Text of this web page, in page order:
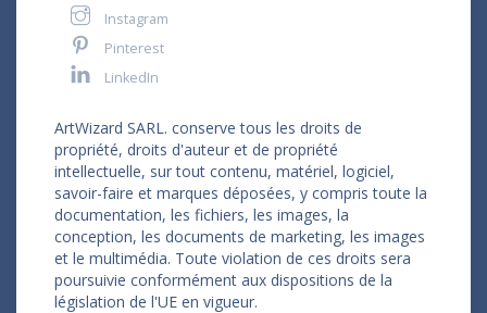
Instagram
Pinterest
LinkedIn
ArtWizard SARL. conserve tous les droits de
propriété, droits d'auteur et de propriété
intellectuelle, sur tout contenu, matériel, logiciel,
savoir-faire et marques déposées, y compris toute la
documentation, les fichiers, les images, la
conception, les documents de marketing, les images
et le multimédia. Toute violation de ces droits sera
poursuivie conformément aux dispositions de la
législation de l'UE en vigueur.